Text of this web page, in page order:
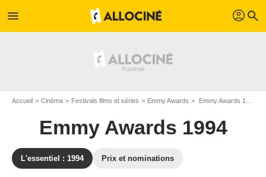
menu profil search
Accueil Cinéma Festivals films et séries Emmy Awards Emmy Awards 1994 - Edition n°46
Emmy Awards 1994
L'essentiel : 1994 Prix et nominations